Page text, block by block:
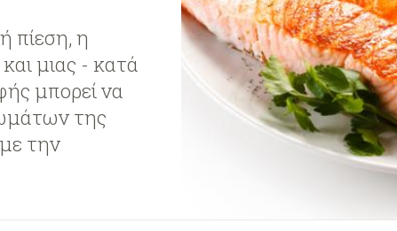
πίεση, η
μιας - κατά
μπορεί να
της
την